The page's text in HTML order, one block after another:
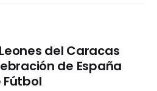
del Caracas
de España
Fútbol